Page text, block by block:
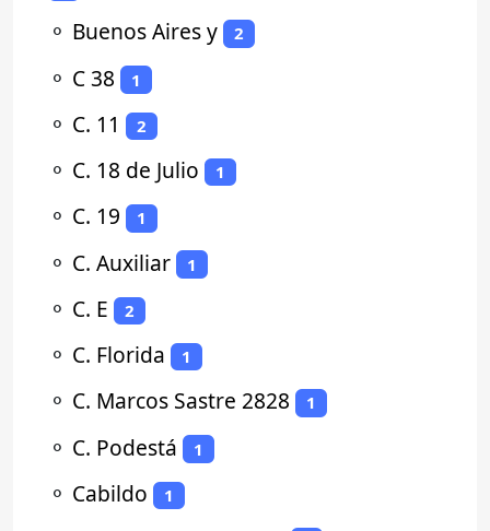
⚬ Buenos Aires y 2
⚬ C 38 1
⚬ C. 11 2
⚬ C. 18 de Julio 1
⚬ C. 19 1
⚬ C. Auxiliar 1
⚬ C. E 2
⚬ C. Florida 1
⚬ C. Marcos Sastre 2828 1
⚬ C. Podestá 1
⚬ Cabildo 1